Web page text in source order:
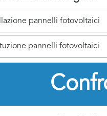
pannelli fotovoltaici
pannelli fotovoltaici